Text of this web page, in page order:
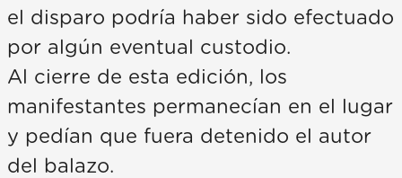
el disparo podría haber sido efectuado
por algún eventual custodio.
Al cierre de esta edición, los
manifestantes permanecían en el lugar
y pedían que fuera detenido el autor
del balazo.